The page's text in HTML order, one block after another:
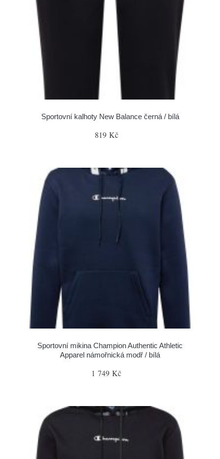
Sportovní kalhoty New Balance černá / bílá
819 Kč
Sportovní mikina Champion Authentic Athletic
Apparel námořnická modř / bílá
1 749 Kč